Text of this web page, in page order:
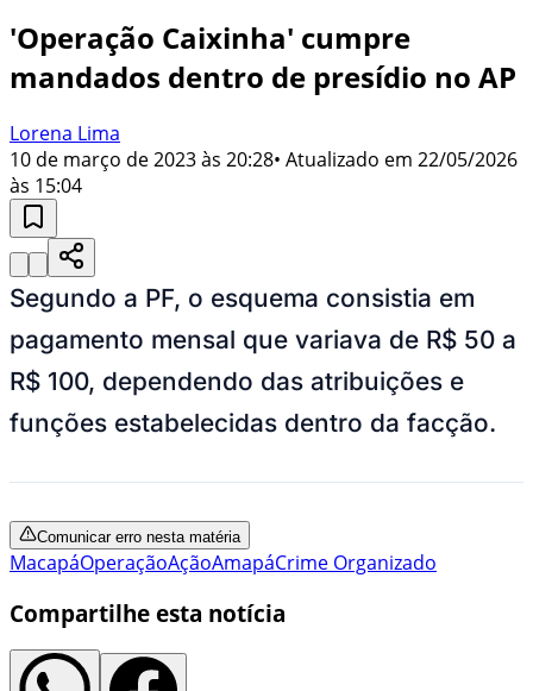
'Operação Caixinha' cumpre
mandados dentro de presídio no AP
Lorena Lima
10 de março de 2023 às 20:28• Atualizado em 22/05/2026
às 15:04
Segundo a PF, o esquema consistia em
pagamento mensal que variava de R$ 50 a
R$ 100, dependendo das atribuições e
funções estabelecidas dentro da facção.
Comunicar erro nesta matéria
MacapáOperaçãoAçãoAmapáCrime Organizado
Compartilhe esta notícia